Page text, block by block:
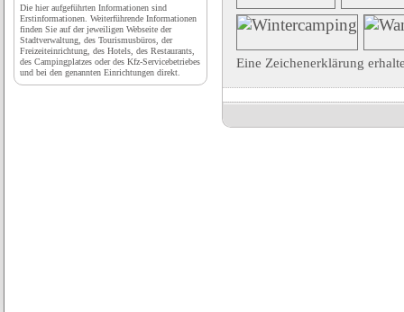
Eine Zeichenerklärung
Die hier aufgeführten Informationen sind
Erstinformationen. Weiterführende Informationen
finden Sie auf der jeweiligen Webseite der
Stadtverwaltung, des Tourismusbüros, der
Freizeiteinrichtung, des Hotels, des Restaurants,
des Campingplatzes oder des Kfz-Servicebetriebes
und bei den genannten Einrichtungen direkt.